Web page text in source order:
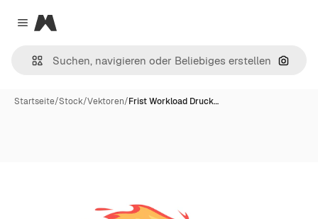
Close menu
Magnific
Nach
Startseite/Stock/Vektoren/Frist Workload Druck…